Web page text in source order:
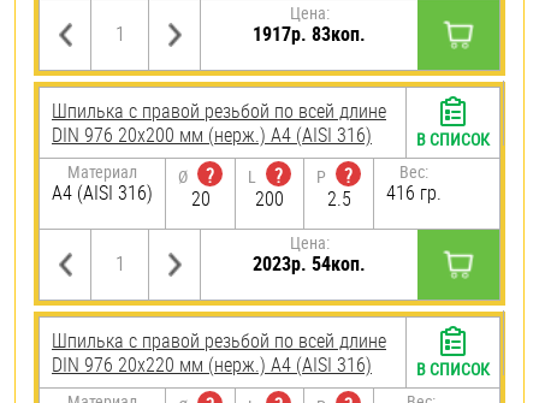
Цена:
1917р. 83коп.
Шпилька с правой резьбой по всей длине
DIN 976 20х200 мм (нерж.) A4 (AISI 316)
Материал
A4 (AISI 316)
Ø
?
20
L
?
200
P
?
2.5
Вес:
416 гр.
Цена:
2023р. 54коп.
В СПИСОК
Шпилька с правой резьбой по всей длине
DIN 976 20х220 мм (нерж.) A4 (AISI 316)
В СПИСОК